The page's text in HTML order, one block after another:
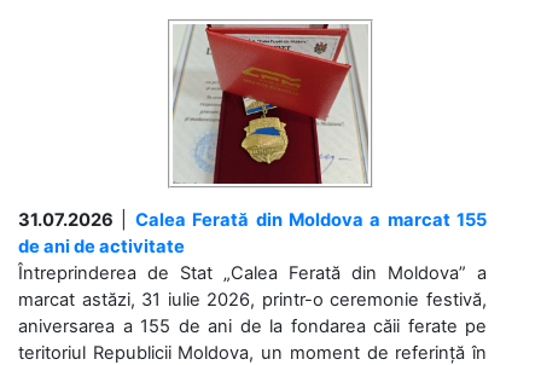
31.07.2026
Calea Ferată din Moldova a marcat 155
de ani de activitate
Întreprinderea de Stat „Calea Ferată din Moldova” a
marcat astăzi, 31 iulie 2026, printr-o ceremonie festivă,
aniversarea a 155 de ani de la fondarea căii ferate pe
teritoriul Republicii Moldova, un moment de referință în